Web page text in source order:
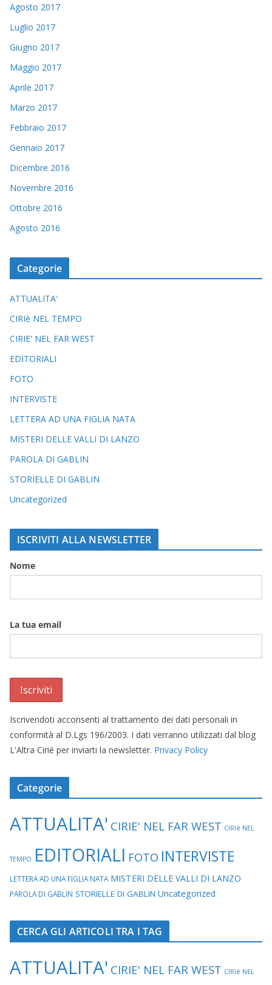
Agosto 2017
Luglio 2017
Giugno 2017
Maggio 2017
Aprile 2017
Marzo 2017
Febbraio 2017
Gennaio 2017
Dicembre 2016
Novembre 2016
Ottobre 2016
Agosto 2016
Categorie
ATTUALITA'
CIRIè NEL TEMPO
CIRIE' NEL FAR WEST
EDITORIALI
FOTO
INTERVISTE
LETTERA AD UNA FIGLIA NATA
MISTERI DELLE VALLI DI LANZO
PAROLA DI GABLIN
STORIELLE DI GABLIN
Uncategorized
ISCRIVITI ALLA NEWSLETTER
Nome
La tua email
Iscrivendoti acconsenti al trattamento dei dati personali in
conformità al D.Lgs 196/2003. I dati verranno utilizzati dal blog
L'Altra Cirié per inviarti la newsletter. Privacy Policy
Categorie
ATTUALITA' CIRIE' NEL FAR WEST CIRIè NEL
TEMPO EDITORIALI FOTO INTERVISTE
LETTERA AD UNA FIGLIA NATA MISTERI DELLE VALLI DI LANZO
PAROLA DI GABLIN STORIELLE DI GABLIN Uncategorized
CERCA GLI ARTICOLI TRA I TAG
ATTUALITA' CIRIE' NEL FAR WEST CIRIè NEL